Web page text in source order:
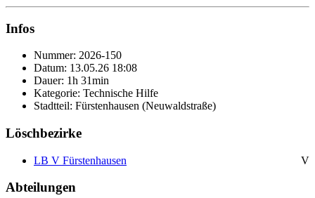
Infos
Nummer: 2026-150
Datum: 13.05.26 18:08
Dauer: 1h 31min
Kategorie: Technische Hilfe
Stadtteil: Fürstenhausen (Neuwaldstraße)
Löschbezirke
LB V Fürstenhausen V
Abteilungen